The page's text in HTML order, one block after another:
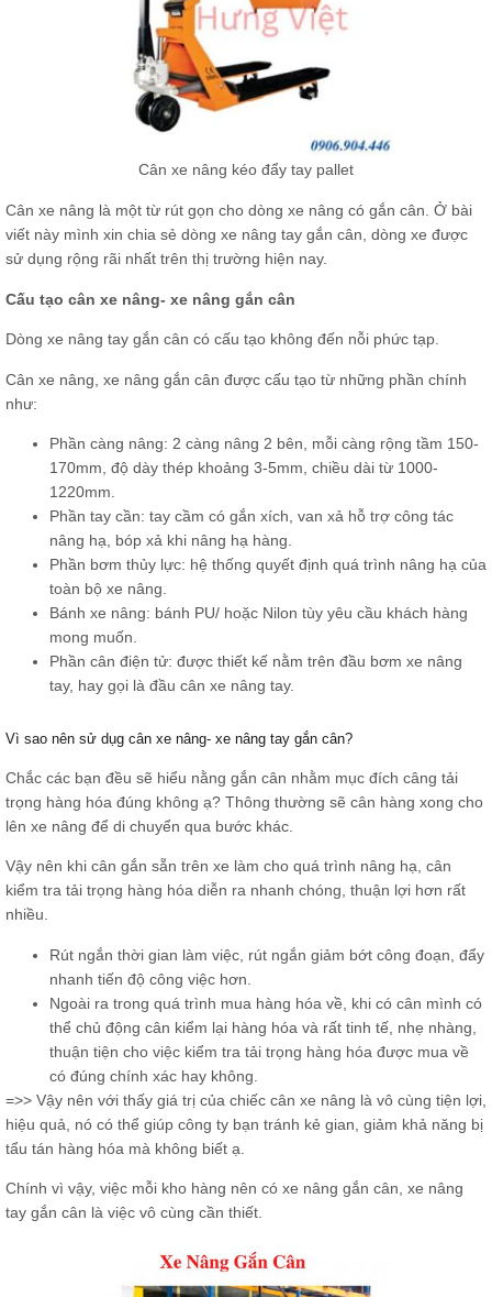
Cân xe nâng kéo đẩy tay pallet
Cân xe nâng là một từ rút gọn cho dòng xe nâng có gắn cân. Ở bài
viết này mình xin chia sẻ dòng xe nâng tay gắn cân, dòng xe được
sử dụng rộng rãi nhất trên thị trường hiện nay.
Cấu tạo cân xe nâng- xe nâng gắn cân
Dòng xe nâng tay gắn cân có cấu tạo không đến nỗi phức tạp.
Cân xe nâng, xe nâng gắn cân được cấu tạo từ những phần chính
như:
Phần càng nâng: 2 càng nâng 2 bên, mỗi càng rộng tầm 150-
170mm, độ dày thép khoảng 3-5mm, chiều dài từ 1000-
1220mm.
Phần tay cần: tay cầm có gắn xích, van xả hỗ trợ công tác
nâng hạ, bóp xả khi nâng hạ hàng.
Phần bơm thủy lực: hệ thống quyết định quá trình nâng hạ của
toàn bộ xe nâng.
Bánh xe nâng: bánh PU/ hoặc Nilon tùy yêu cầu khách hàng
mong muốn.
Phần cân điện tử: được thiết kế nằm trên đầu bơm xe nâng
tay, hay gọi là đầu cân xe nâng tay.
Vì sao nên sử dụg cân xe nâng- xe nâng tay gắn cân?
Chắc các bạn đều sẽ hiểu nằng gắn cân nhằm mục đích câng tải
trọng hàng hóa đúng không ạ? Thông thường sẽ cân hàng xong cho
lên xe nâng để di chuyển qua bước khác.
Vậy nên khi cân gắn sẵn trên xe làm cho quá trình nâng hạ, cân
kiểm tra tải trọng hàng hóa diễn ra nhanh chóng, thuận lợi hơn rất
nhiều.
Rút ngắn thời gian làm việc, rút ngắn giảm bớt công đoạn, đẩy
nhanh tiến độ công việc hơn.
Ngoài ra trong quá trình mua hàng hóa về, khi có cân mình có
thể chủ động cân kiểm lại hàng hóa và rất tinh tế, nhẹ nhàng,
thuận tiện cho việc kiểm tra tải trọng hàng hóa được mua về
có đúng chính xác hay không.
=>> Vậy nên với thấy giá trị của chiếc cân xe nâng là vô cùng tiện lợi,
hiệu quả, nó có thể giúp công ty bạn tránh kẻ gian, giảm khả năng bị
tẩu tán hàng hóa mà không biết ạ.
Chính vì vậy, việc mỗi kho hàng nên có xe nâng gắn cân, xe nâng
tay gắn cân là việc vô cùng cần thiết.